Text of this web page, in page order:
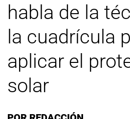
habla de la
la cuadrícula
aplicar el
solar